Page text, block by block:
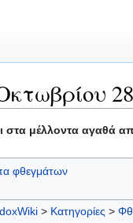
28
στα μέλλοντα αγαθά
φθεγμάτων
> Κατηγορίες >